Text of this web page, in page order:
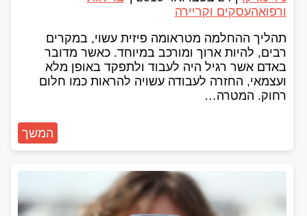
ורפואהעסקים וקריירה
תהליך ההחלמה מטראומה פיזית עשוי, במקרים
רבים, להיות ארוך ומורכב במיוחד. כאשר מדובר
באדם אשר רגיל היה לעבוד ולתפקד באופן מלא
ועצמאי, החזרה לעבודה עשויה להראות כמו חלום
רחוק. המטרה…
המשך